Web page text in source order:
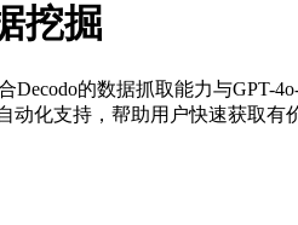
挖掘
的数据抓取能力与GPT-
化支持，帮助用户快速获取有